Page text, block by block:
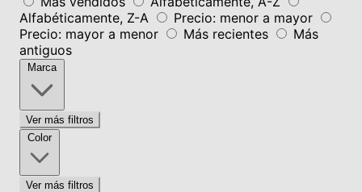
Alfabéticamente, Z-A
Precio: menor a mayor
Precio: mayor a menor
Más recientes
Más
antiguos
Marca
Ver más filtros
Color
Ver más filtros